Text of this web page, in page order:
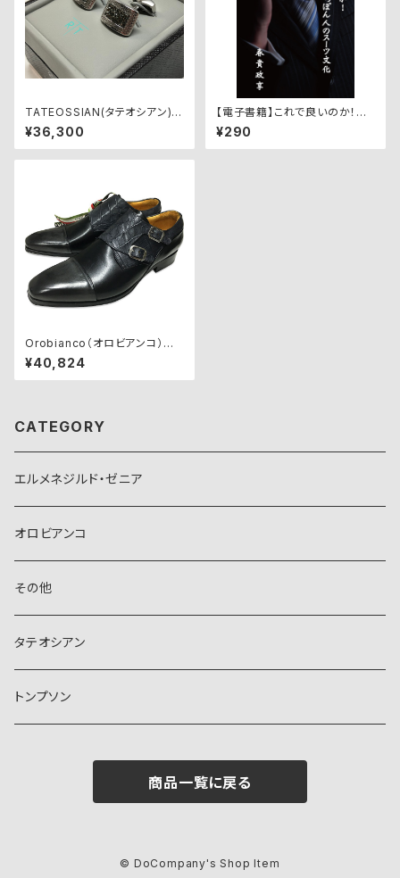
TATEOSSIAN(タテオシアン)カ
フリンクス CF0019
¥36,300
【電子書籍】これで良いのか！に
っぽん人のスーツ文化
¥290
Orobianco（オロビアンコ）ビ
ジネスシューズ【SAVONA】GRI
GIO/NERO
¥40,824
CATEGORY
エルメネジルド・ゼニア
オロビアンコ
その他
タテオシアン
トンプソン
商品一覧に戻る
© DoCompany's Shop Item